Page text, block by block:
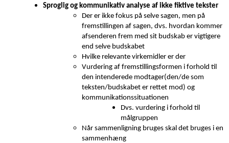
Sproglig og kommunikativ analyse af ikke fiktive tekster
Der er ikke fokus på selve sagen, men på
fremstillingen af sagen, dvs. hvordan kommer
afsenderen frem med sit budskab er vigtigere
end selve budskabet
Hvilke relevante virkemidler er der
Vurdering af fremstillingsformen i forhold til
den intenderede modtager(den/de som
teksten/budskabet er rettet mod) og
kommunikationssituationen
Dvs. vurdering i forhold til
målgruppen
Når sammenligning bruges skal det bruges i en
sammenhæng